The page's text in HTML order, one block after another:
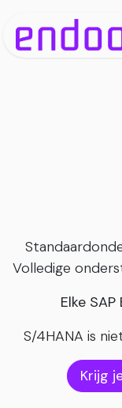
Volledige
Elke
S/4HANA is
Krijg